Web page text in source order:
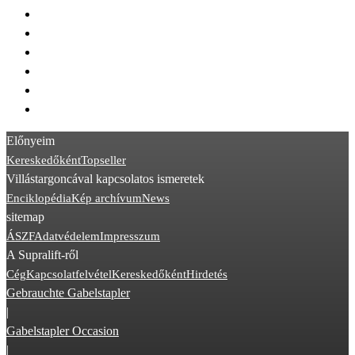
Előnyeim
KereskedőkéntTopseller
Villástargoncával kapcsolatos ismeretek
EnciklopédiaKép archívumNews
sitemap
ÁSZFAdatvédelemImpresszum
A Supralift-ről
CégKapcsolatfelvételKereskedőkéntHirdetés
Gebrauchte Gabelstapler
|
Gabelstapler Occasion
|